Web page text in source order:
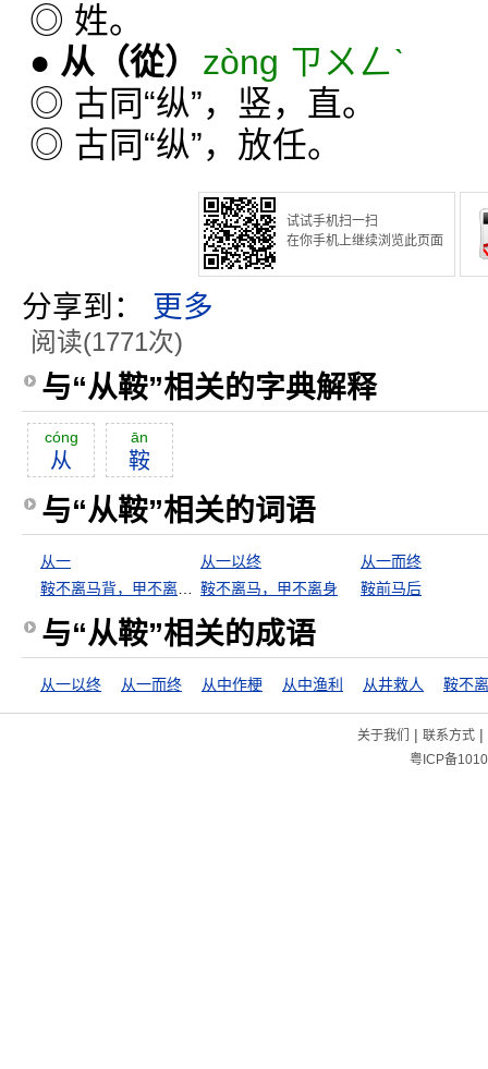
◎ 姓。
● 从 （從）
zòng ㄗㄨㄥˋ
◎ 古同“纵”，竖，直。
◎ 古同“纵”，放任。
试试手机扫一扫
在你手机上继续浏览此页面
分享到： 更多
阅读(1771次)
与“从鞍”相关的字典解释
cóng
从
ān
鞍
与“从鞍”相关的词语
从一 从一以终
从一而终
鞍不离马，甲不离身 鞍前马后
与“从鞍”相关的成语
从一以终 从一而终 从中作梗 从中渔利 从井救人
关于我们 | 联系方式|
粤ICP备